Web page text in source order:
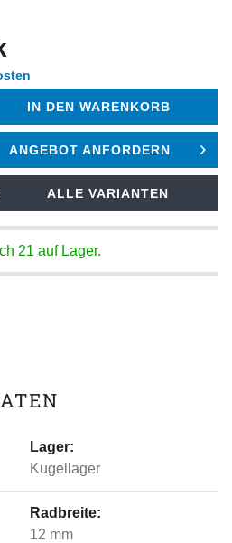
IN DEN WARENKORB
ANGEBOT ANFORDERN
ALLE VARIANTEN
21 auf Lager.
Lager:
Kugellager
Radbreite:
12 mm